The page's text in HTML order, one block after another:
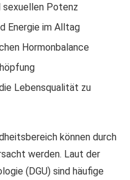
sexuellen Potenz
Energie im Alltag
Hormonbalance
Lebensqualität zu
können durch
werden. Laut der
(DGU) sind häufige